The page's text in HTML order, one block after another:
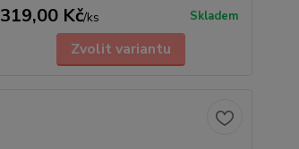
319,00 Kč/ks Skladem
Zvolit variantu